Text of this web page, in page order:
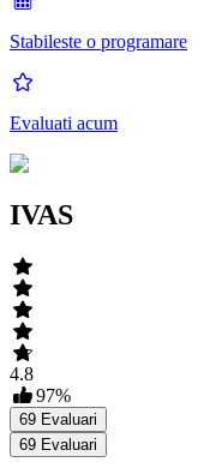
Stabileste o programare
Evaluati acum
IVAS
4.8
97%
69 Evaluari
69 Evaluari